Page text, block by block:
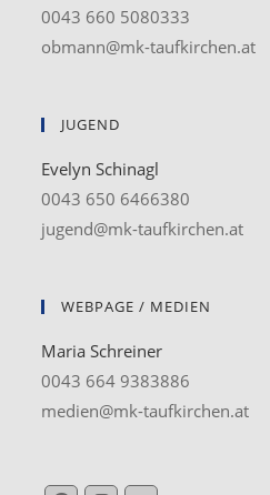
0043 660 5080333
obmann@mk-taufkirchen.at
JUGEND
Evelyn Schinagl
0043 650 6466380
jugend@mk-taufkirchen.at
WEBPAGE / MEDIEN
Maria Schreiner
0043 664 9383886
medien@mk-taufkirchen.at